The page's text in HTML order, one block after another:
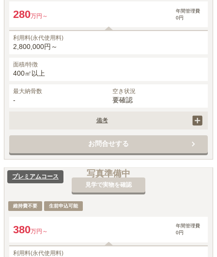
280万円～
年間管理費
0円
利用料(永代使用料)
2,800,000円～
面積/特徴
400㎡以上
最大納骨数
-
空き状況
要確認
備考
追加登録（契約時）1名追加毎22万円（契約後）1名追加毎33万円
お問合せする
写真準備中
見学で実物を確認
プレミアムコース
維持費不要 生前申込可能
380万円～
年間管理費
0円
利用料(永代使用料)